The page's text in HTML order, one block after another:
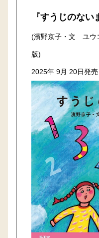
『すうじのない
(濱野京子・文 ユウ
版)
2025年 9月 20日発売